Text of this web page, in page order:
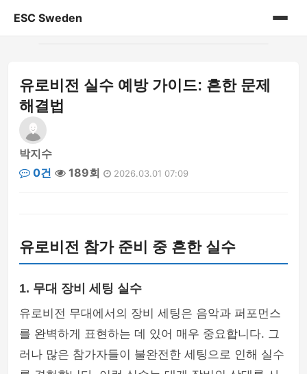
ESC Sweden
게시판
유로비전 실수 예방 가이드: 흔한 문제
해결법
박지수
0건
189회 2026.03.01 07:09
유로비전 참가 준비 중 흔한 실수
1. 무대 장비 세팅 실수
유로비전 무대에서의 장비 세팅은 음악과 퍼포먼스
를 완벽하게 표현하는 데 있어 매우 중요합니다. 그
러나 많은 참가자들이 불완전한 세팅으로 인해 실수